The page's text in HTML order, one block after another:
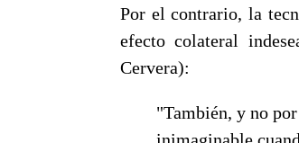
Por el contrario, la
efecto colateral
Cervera):
"También, y no